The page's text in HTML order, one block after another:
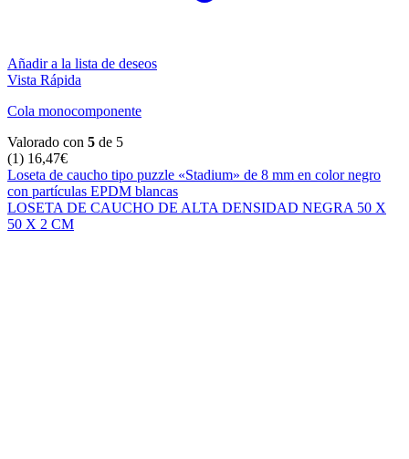
Añadir a la lista de deseos
Vista Rápida
Cola monocomponente
Valorado con 5 de 5
(1) 16,47€
Loseta de caucho tipo puzzle «Stadium» de 8 mm en color negro
con partículas EPDM blancas
LOSETA DE CAUCHO DE ALTA DENSIDAD NEGRA 50 X
50 X 2 CM